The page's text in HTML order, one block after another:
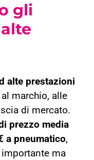
gli
alte prestazioni
marchio, alle
di mercato.
prezzo media
a pneumatico,
ma